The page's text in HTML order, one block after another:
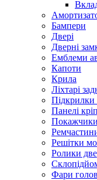
Бампери
Двері
Дверні
Емблеми
Капоти
Крила
Ліхтарі
Підкрилки
Панелі
Покажчики
Решітки
Ролики
Фари